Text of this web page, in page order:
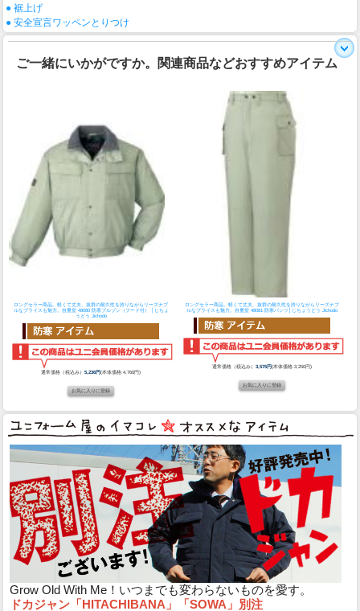
● 裾上げ
● 安全宣言ワッペンとりつけ
ご一緒にいかがですか。関連商品などおすすめアイテム
ロングセラー商品。 軽くて丈夫、抜群の耐久性を誇りながらリーズナブ
ルなプライスも魅力。 自重堂 48080 防寒ブルゾン（フード付） │じちょ
うどう Jichodo
通常価格（税込み）5,236円(本体価格:4,760円)
ロングセラー商品。 軽くて丈夫、抜群の耐久性を誇りながらリーズナブ
ルなプライスも魅力。 自重堂 48081 防寒パンツ│じちょうどう Jichodo
通常価格（税込み） 3,575円(本体価格:3,250円)
Grow Old With Me！いつまでも変わらないものを愛す。
ドカジャン「HITACHIBANA」「SOWA」別注